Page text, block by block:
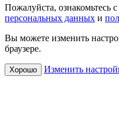
Пожалуйста, ознакомьтесь
персональных данных и
Вы можете изменить
браузере.
Хорошо Изменить